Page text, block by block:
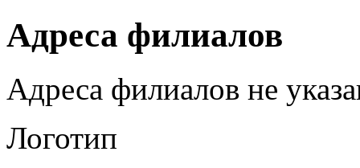
Адреса филиалов
Адреса филиалов не
Логотип